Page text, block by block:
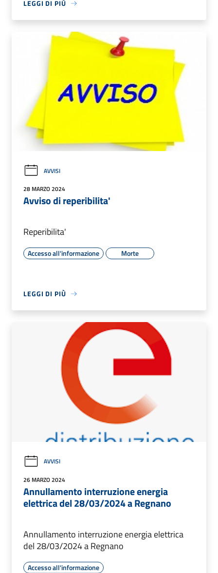
LEGGI DI PIÙ
AVVISI
28 MARZO 2024
Avviso di reperibilita'
Reperibilita'
Accesso all'informazione Morte
LEGGI DI PIÙ
AVVISI
26 MARZO 2024
Annullamento interruzione energia
elettrica del 28/03/2024 a Regnano
Annullamento interruzione energia elettrica
del 28/03/2024 a Regnano
Accesso all'informazione